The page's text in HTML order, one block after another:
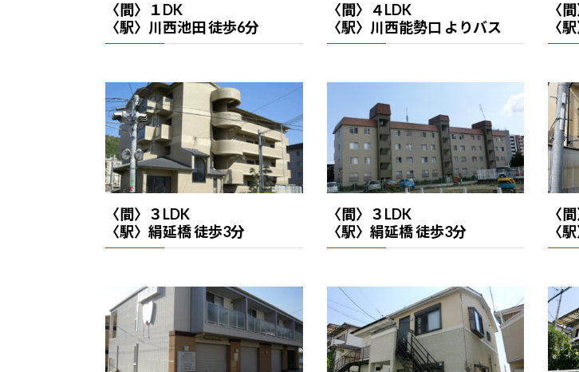
〈間〉１DK
〈駅〉川西池田 徒歩6分
〈間〉４LDK
〈駅〉川西能勢口 よりバス
〈
〈
〈間〉３LDK
〈駅〉絹延橋 徒歩3分
〈間〉３LDK
〈駅〉絹延橋 徒歩3分
〈
〈